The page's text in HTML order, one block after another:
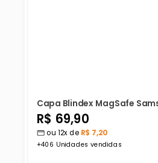
Capa Blindex MagSafe
Preço
promocional
R$ 69,90
ou 12x de R$ 7,20
+406 Unidades vendidas